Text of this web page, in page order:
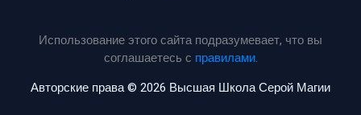
Использование этого сайта подразумевает, что вы
соглашаетесь с правилами.
Авторские права © 2026 Высшая Школа Серой Магии